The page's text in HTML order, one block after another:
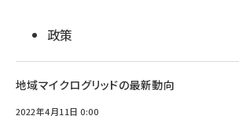
政策
地域マイクログリッドの最新動向
2022年4月11日 0:00